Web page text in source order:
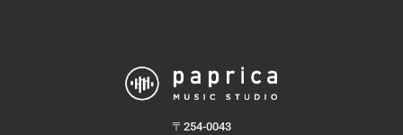
〒254-0043